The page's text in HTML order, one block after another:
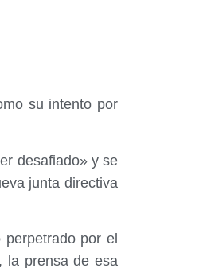
su intento por
desafiado» y se
junta directiva
perpetrado por el
la prensa de esa